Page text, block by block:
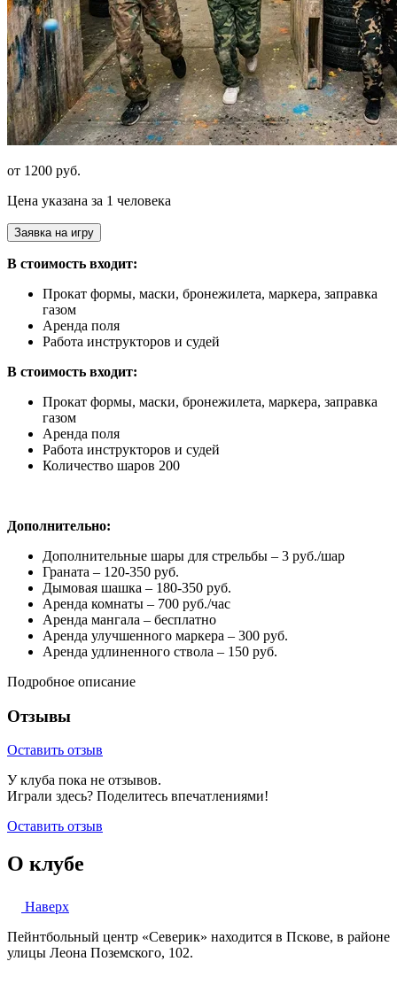
от 1200 руб.
Цена указана за 1 человека
Заявка на игру
В стоимость входит:
Прокат формы, маски, бронежилета, маркера, заправка
газом
Аренда поля
Работа инструкторов и судей
В стоимость входит:
Прокат формы, маски, бронежилета, маркера, заправка
газом
Аренда поля
Работа инструкторов и судей
Количество шаров 200
Дополнительно:
Дополнительные шары для стрельбы – 3 руб./шар
Граната – 120-350 руб.
Дымовая шашка – 180-350 руб.
Аренда комнаты – 700 руб./час
Аренда мангала – бесплатно
Аренда улучшенного маркера – 300 руб.
Аренда удлиненного ствола – 150 руб.
Подробное описание
Отзывы
Оставить отзыв
У клуба пока не отзывов.
Играли здесь? Поделитесь впечатлениями!
Оставить отзыв
О клубе
Наверх
Пейнтбольный центр «Северик» находится в Пскове, в районе
улицы Леона Поземского, 102.